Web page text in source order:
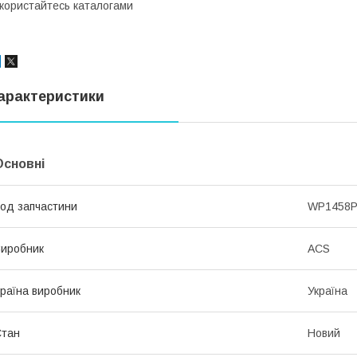
каталогами
запчастини
ACS
виробник Україна
Новий